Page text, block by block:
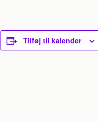
Tilføj til kalender